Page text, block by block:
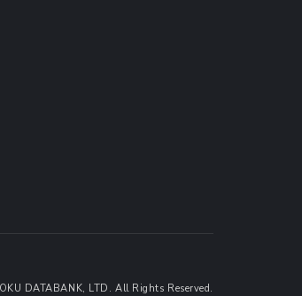
DATABANK, LTD. All Rights Reserved.